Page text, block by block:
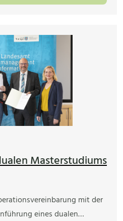
Masterstudiums
mit der
eines dualen…